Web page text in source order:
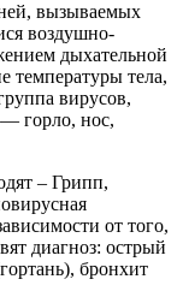
вызываемых
воздушно-
дыхательной
тела,
вирусов,
горло, нос,
– Грипп,
от того,
диагноз: острый
бронхит